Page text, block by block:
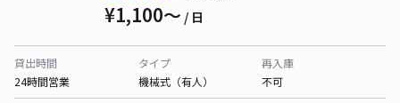
¥1,100〜 / 日
貸出時間
24時間営業
タイプ
機械式（有人）
再入庫
不可